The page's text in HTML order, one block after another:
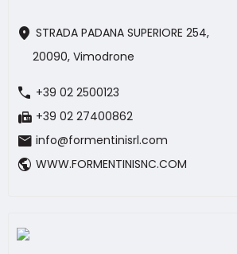
location_on STRADA PADANA SUPERIORE 254,
20090, Vimodrone
call +39 02 2500123
fax +39 02 27400862
mail info@formentinisrl.com
public WWW.FORMENTINISNC.COM